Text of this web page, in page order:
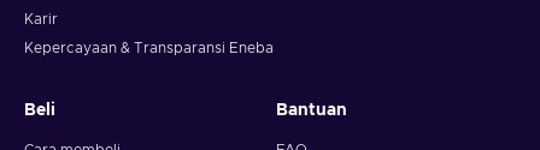
Karir
Kepercayaan & Transparansi Eneba
Beli Bantuan